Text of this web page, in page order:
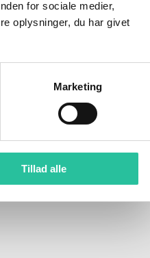
for sociale medier,
oplysninger, du har givet
Marketing
Tillad alle